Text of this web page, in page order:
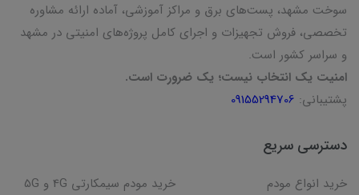
سوخت مشهد، پست‌های برق و مراکز آموزشی، آماده ارائه مشاوره
تخصصی، فروش تجهیزات و اجرای کامل پروژه‌های امنیتی در مشهد
و سراسر کشور است.
امنیت یک انتخاب نیست؛ یک ضرورت است.
پشتیبانی: 09155294706
دسترسی سریع
خرید انواع مودم
خرید مودم سیمکارتی 4G و 5G